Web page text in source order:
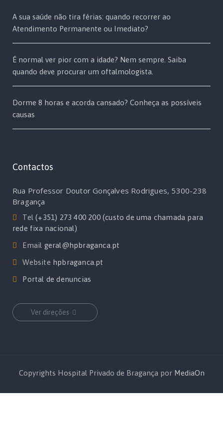
A sua saúde não tira férias: quando recorrer ao
Atendimento Permanente ou Imediato?
É normal ver pior com a idade? Nem sempre. Saiba
quando deve procurar um oftalmologista.
Dorme 8 horas e acorda cansado? Conheça as possíveis
causas
Contactos
Rua Professor Doutor Gonçalves Rodrigues, 5300-238
Bragança
Tel(+351) 273 400 200 (custo de uma chamada para
rede fixa nacional)
Email geral@hpbraganca.pt
Website hpbraganca.pt
Portal de denuncias
Ver direções
Copyrights Hospital Privado de Bragança por MediaOn